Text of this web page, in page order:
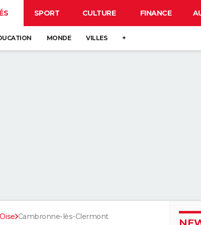
SPORT CULTURE FINANCE
MONDE VILLES +
Cambronne-lès-Clermont